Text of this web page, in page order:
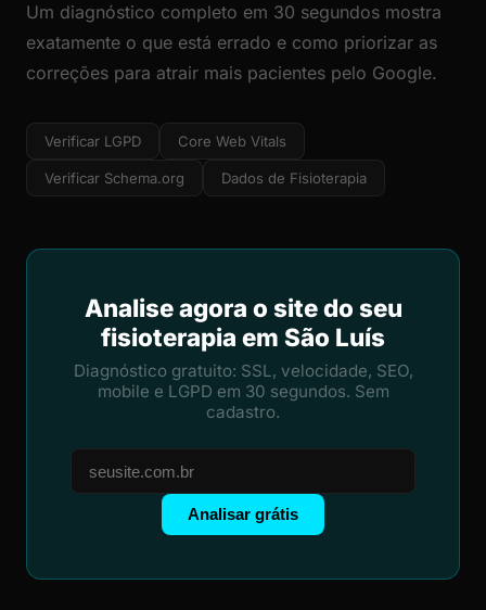
Um diagnóstico completo em 30 segundos mostra
exatamente o que está errado e como priorizar as
correções para atrair mais pacientes pelo Google.
Verificar LGPD Core Web Vitals
Verificar Schema.org Dados de Fisioterapia
Analise agora o site do seu
fisioterapia em São Luís
Diagnóstico gratuito: SSL, velocidade, SEO,
mobile e LGPD em 30 segundos. Sem
cadastro.
Analisar grátis